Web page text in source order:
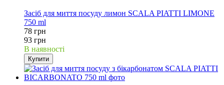
Засіб для миття посуду лимон SCALA PIATTI LIMONE
750 ml
78 грн
93 грн
В наявності
Купити